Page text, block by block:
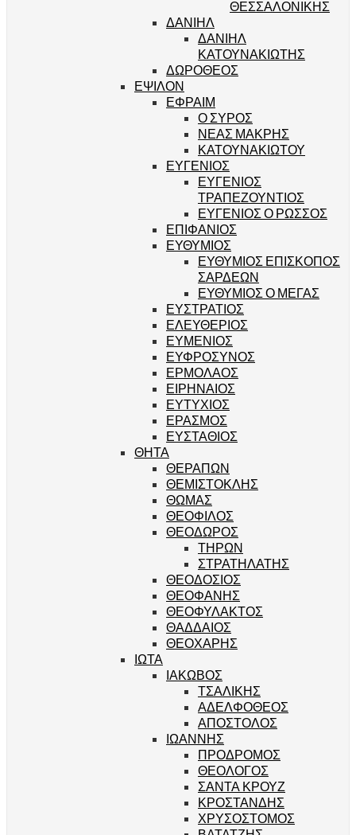
ΘΕΣΣΑΛΟΝΙΚΗΣ
ΔΑΝΙΗΛ
ΔΑΝΙΗΛ
ΚΑΤΟΥΝΑΚΙΩΤΗΣ
ΔΩΡΟΘΕΟΣ
ΕΨΙΛΟΝ
ΕΦΡΑΙΜ
Ο ΣΥΡΟΣ
ΝΕΑΣ ΜΑΚΡΗΣ
ΚΑΤΟΥΝΑΚΙΩΤΟΥ
ΕΥΓΕΝΙΟΣ
ΕΥΓΕΝΙΟΣ
ΤΡΑΠΕΖΟΥΝΤΙΟΣ
ΕΥΓΕΝΙΟΣ Ο ΡΩΣΣΟΣ
ΕΠΙΦΑΝΙΟΣ
ΕΥΘΥΜΙΟΣ
ΕΥΘΥΜΙΟΣ ΕΠΙΣΚΟΠΟΣ
ΣΑΡΔΕΩΝ
ΕΥΘΥΜΙΟΣ Ο ΜΕΓΑΣ
ΕΥΣΤΡΑΤΙΟΣ
ΕΛΕΥΘΕΡΙΟΣ
ΕΥΜΕΝΙΟΣ
ΕΥΦΡΟΣΥΝΟΣ
ΕΡΜΟΛΑΟΣ
ΕΙΡΗΝΑΙΟΣ
ΕΥΤΥΧΙΟΣ
ΕΡΑΣΜΟΣ
ΕΥΣΤΑΘΙΟΣ
ΘΗΤΑ
ΘΕΡΑΠΩΝ
ΘΕΜΙΣΤΟΚΛΗΣ
ΘΩΜΑΣ
ΘΕΟΦΙΛΟΣ
ΘΕΟΔΩΡΟΣ
ΤΗΡΩΝ
ΣΤΡΑΤΗΛΑΤΗΣ
ΘΕΟΔΟΣΙΟΣ
ΘΕΟΦΑΝΗΣ
ΘΕΟΦΥΛΑΚΤΟΣ
ΘΑΔΔΑΙΟΣ
ΘΕΟΧΑΡΗΣ
ΙΩΤΑ
ΙΑΚΩΒΟΣ
ΤΣΑΛΙΚΗΣ
ΑΔΕΛΦΟΘΕΟΣ
ΑΠΟΣΤΟΛΟΣ
ΙΩΑΝΝΗΣ
ΠΡΟΔΡΟΜΟΣ
ΘΕΟΛΟΓΟΣ
ΣΑΝΤΑ ΚΡΟΥΖ
ΚΡΟΣΤΑΝΔΗΣ
ΧΡΥΣΟΣΤΟΜΟΣ